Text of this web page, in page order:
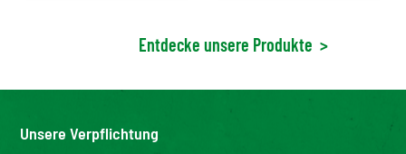
Entdecke unsere Produkte >
Unsere Verpflichtung